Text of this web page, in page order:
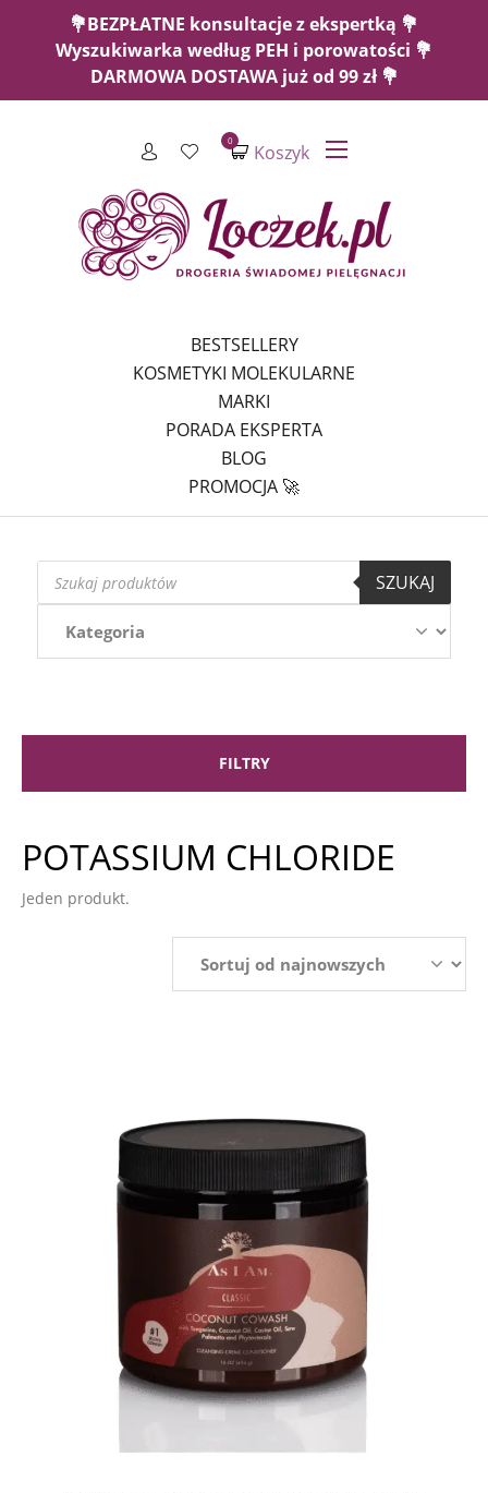
💐BEZPŁATNE konsultacje z ekspertką 💐
Wyszukiwarka według PEH i porowatości 💐
DARMOWA DOSTAWA już od 99 zł 💐
Koszyk
0
BESTSELLERY
KOSMETYKI MOLEKULARNE
MARKI
PORADA EKSPERTA
BLOG
PROMOCJA 🚀
Wyszukiwarka
produktów
SZUKAJ
FILTRY
POTASSIUM CHLORIDE
Jeden produkt.